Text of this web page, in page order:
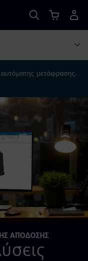
αυτόματης μετάφρασης.
ΑΠΌΔΟΣΗΣ